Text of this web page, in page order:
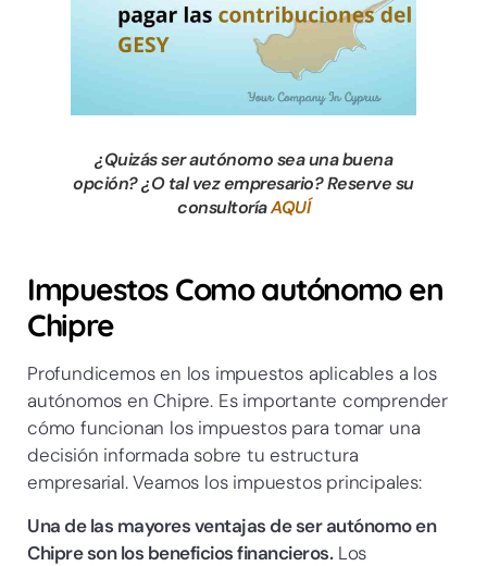
¿Quizás ser autónomo sea una buena
opción? ¿O tal vez empresario? Reserve su
consultoríaAQUÍ
Impuestos Como autónomo en
Chipre
Profundicemos en los impuestos aplicables a los
autónomos en Chipre. Es importante comprender
cómo funcionan los impuestos para tomar una
decisión informada sobre tu estructura
empresarial. Veamos los impuestos principales:
Una de las mayores ventajas de ser autónomo en
Chipre son los beneficios financieros.Los